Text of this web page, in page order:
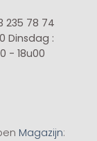
235 78 74
Dinsdag :
- 18u00
Magazijn: